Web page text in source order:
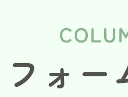
ォー